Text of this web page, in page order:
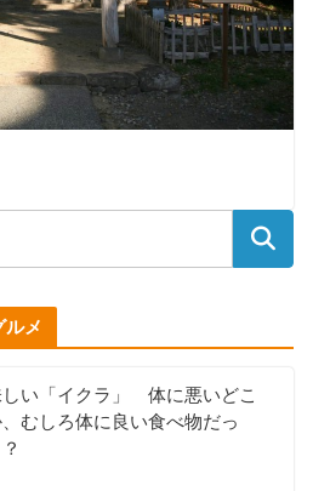
ルメ
しい「イクラ」 体に悪いどこ
むしろ体に良い食べ物だっ